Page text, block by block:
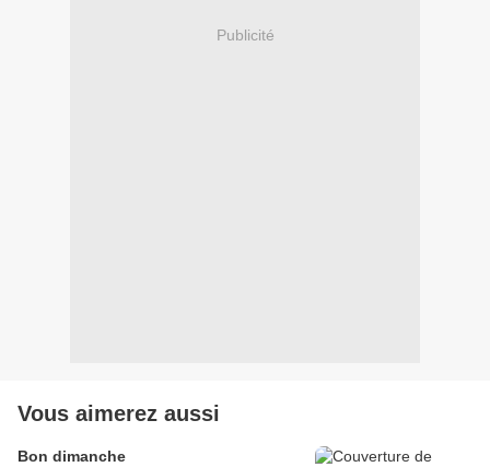
Publicité
Vous aimerez aussi
Bon dimanche